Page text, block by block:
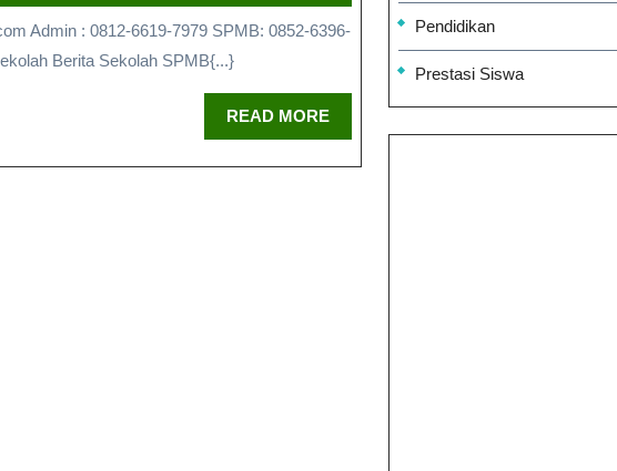
Berita Sekolah SPMB{...}
READ MORE
Pendidikan
Prestasi Siswa